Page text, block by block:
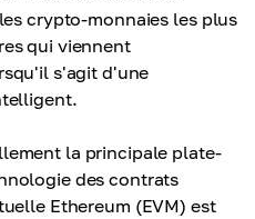
crypto-monnaies les plus
qui viennent
s'agit d'une
la principale plate-
des contrats
Ethereum (EVM) est